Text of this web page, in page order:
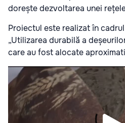
dorește dezvoltarea unei
Proiectul este realizat în
„Utilizarea durabilă a
care au fost alocate